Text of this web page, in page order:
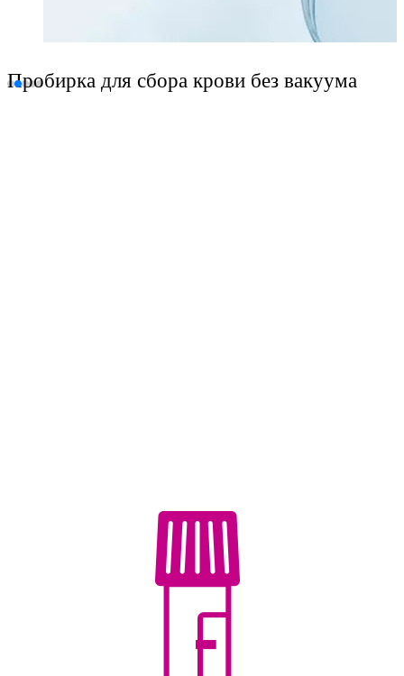
Пробирка для сбора крови без вакуума